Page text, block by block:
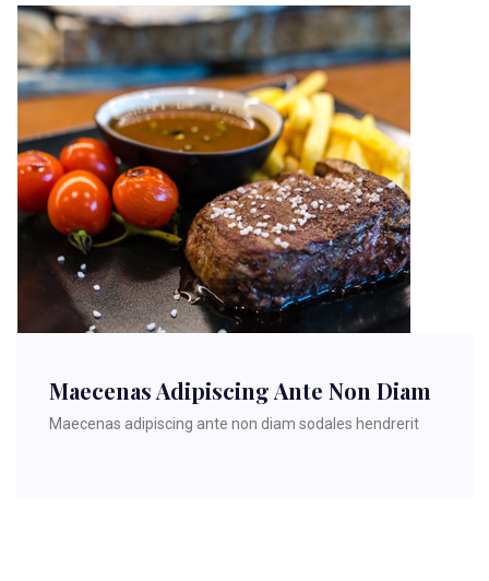
Maecenas Adipiscing Ante Non Diam
Maecenas adipiscing ante non diam sodales hendrerit